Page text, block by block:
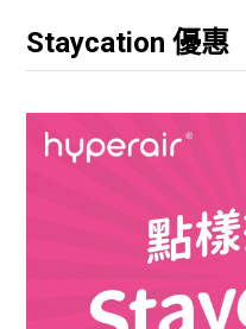
Staycation 優惠